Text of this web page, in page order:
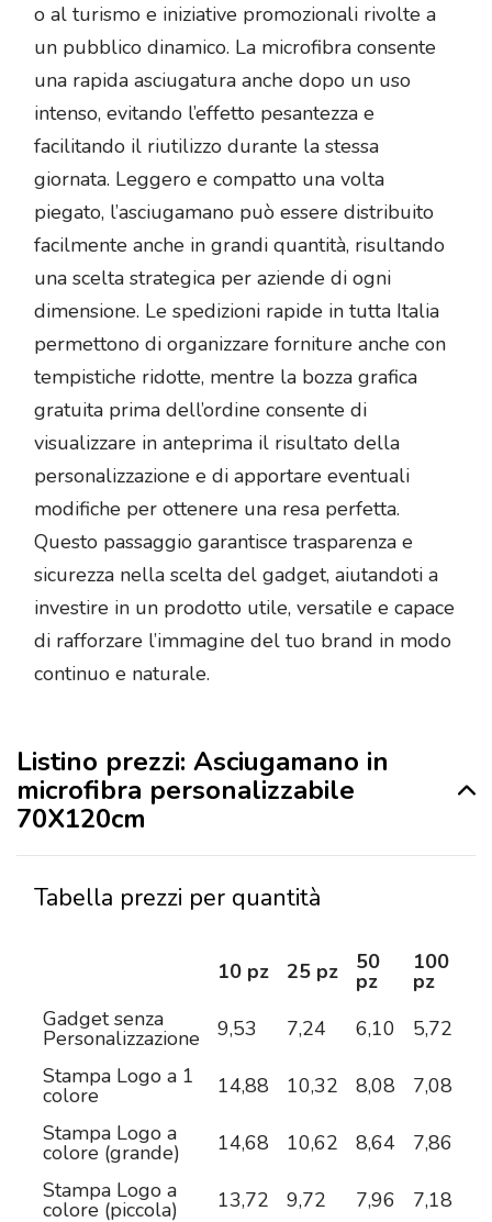
o al turismo e iniziative promozionali rivolte a
un pubblico dinamico. La microfibra consente
una rapida asciugatura anche dopo un uso
intenso, evitando l’effetto pesantezza e
facilitando il riutilizzo durante la stessa
giornata. Leggero e compatto una volta
piegato, l’asciugamano può essere distribuito
facilmente anche in grandi quantità, risultando
una scelta strategica per aziende di ogni
dimensione. Le spedizioni rapide in tutta Italia
permettono di organizzare forniture anche con
tempistiche ridotte, mentre la bozza grafica
gratuita prima dell’ordine consente di
visualizzare in anteprima il risultato della
personalizzazione e di apportare eventuali
modifiche per ottenere una resa perfetta.
Questo passaggio garantisce trasparenza e
sicurezza nella scelta del gadget, aiutandoti a
investire in un prodotto utile, versatile e capace
di rafforzare l’immagine del tuo brand in modo
continuo e naturale.
Listino prezzi: Asciugamano in
microfibra personalizzabile
70X120cm
Tabella prezzi per quantità
10 pz 25 pz 50
pz
100
pz
Gadget senza
Personalizzazione 9,53 7,24 6,10 5,72
Stampa Logo a 1
colore 14,88 10,32 8,08 7,08
Stampa Logo a
colore (grande) 14,68 10,62 8,64 7,86
Stampa Logo a
colore (piccola) 13,72 9,72 7,96 7,18